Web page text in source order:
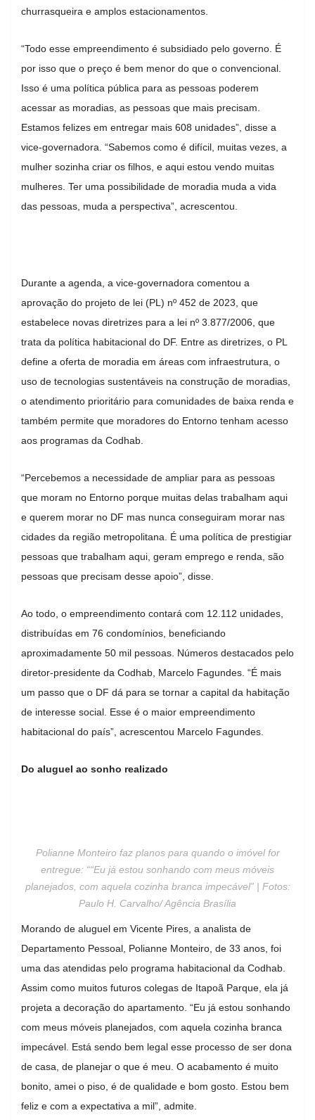
churrasqueira e amplos estacionamentos.
“Todo esse empreendimento é subsidiado pelo governo. É
por isso que o preço é bem menor do que o convencional.
Isso é uma política pública para as pessoas poderem
acessar as moradias, as pessoas que mais precisam.
Estamos felizes em entregar mais 608 unidades”, disse a
vice-governadora. “Sabemos como é difícil, muitas vezes, a
mulher sozinha criar os filhos, e aqui estou vendo muitas
mulheres. Ter uma possibilidade de moradia muda a vida
das pessoas, muda a perspectiva”, acrescentou.
Durante a agenda, a vice-governadora comentou a
aprovação do projeto de lei (PL) nº 452 de 2023, que
estabelece novas diretrizes para a lei nº 3.877/2006, que
trata da política habitacional do DF. Entre as diretrizes, o PL
define a oferta de moradia em áreas com infraestrutura, o
uso de tecnologias sustentáveis na construção de moradias,
o atendimento prioritário para comunidades de baixa renda e
também permite que moradores do Entorno tenham acesso
aos programas da Codhab.
“Percebemos a necessidade de ampliar para as pessoas
que moram no Entorno porque muitas delas trabalham aqui
e querem morar no DF mas nunca conseguiram morar nas
cidades da região metropolitana. É uma política de prestigiar
pessoas que trabalham aqui, geram emprego e renda, são
pessoas que precisam desse apoio”, disse.
Ao todo, o empreendimento contará com 12.112 unidades,
distribuídas em 76 condomínios, beneficiando
aproximadamente 50 mil pessoas. Números destacados pelo
diretor-presidente da Codhab, Marcelo Fagundes. “É mais
um passo que o DF dá para se tornar a capital da habitação
de interesse social. Esse é o maior empreendimento
habitacional do país”, acrescentou Marcelo Fagundes.
Do aluguel ao sonho realizado
Polianne Monteiro faz planos para quando o imóvel for
entregue: ““Eu já estou sonhando com meus móveis
planejados, com aquela cozinha branca impecável” | Fotos:
Paulo H. Carvalho/ Agência Brasília
Morando de aluguel em Vicente Pires, a analista de
Departamento Pessoal, Polianne Monteiro, de 33 anos, foi
uma das atendidas pelo programa habitacional da Codhab.
Assim como muitos futuros colegas de Itapoã Parque, ela já
projeta a decoração do apartamento. “Eu já estou sonhando
com meus móveis planejados, com aquela cozinha branca
impecável. Está sendo bem legal esse processo de ser dona
de casa, de planejar o que é meu. O acabamento é muito
bonito, amei o piso, é de qualidade e bom gosto. Estou bem
feliz e com a expectativa a mil”, admite.